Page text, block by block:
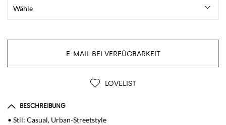
E-MAIL BEI VERFÜGBARKEIT
LOVELIST
BESCHREIBUNG
• Stil: Casual, Urban-Streetstyle